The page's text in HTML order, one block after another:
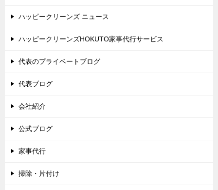
ハッピークリーンズ ニュース
ハッピークリーンズHOKUTO家事代行サービス
代表のプライベートブログ
代表ブログ
会社紹介
公式ブログ
家事代行
掃除・片付け